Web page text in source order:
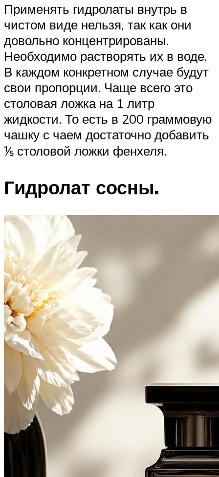
Применять гидролаты внутрь в
чистом виде нельзя, так как они
довольно концентрированы.
Необходимо растворять их в воде.
В каждом конкретном случае будут
свои пропорции. Чаще всего это
столовая ложка на 1 литр
жидкости. То есть в 200 граммовую
чашку с чаем достаточно добавить
⅕ столовой ложки фенхеля.
Гидролат сосны.